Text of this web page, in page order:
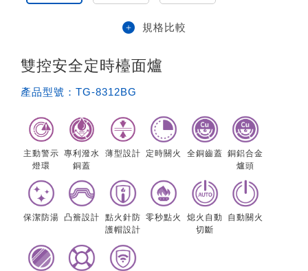
規格比較
雙控安全定時檯面爐
產品型號： TG-8312BG
主動警示
燈環
專利潑水
銅蓋
薄型設計 定時關火 全銅齒蓋 銅鋁合金
爐頭
保潔防湯 凸簷設計
點火針防
護帽設計
零秒點火
熄火自動
切斷
自動關火